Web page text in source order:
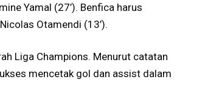
Yamal (27’). Benfica harus
Otamendi (13’).
Liga Champions. Menurut catatan
mencetak gol dan assist dalam